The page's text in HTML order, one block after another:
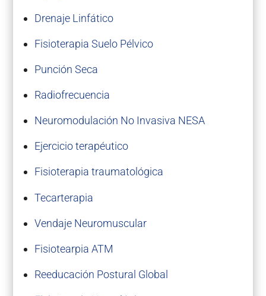
Drenaje Linfático
Fisioterapia Suelo Pélvico
Punción Seca
Radiofrecuencia
Neuromodulación No Invasiva NESA
Ejercicio terapéutico
Fisioterapia traumatológica
Tecarterapia
Vendaje Neuromuscular
Fisiotearpia ATM
Reeducación Postural Global